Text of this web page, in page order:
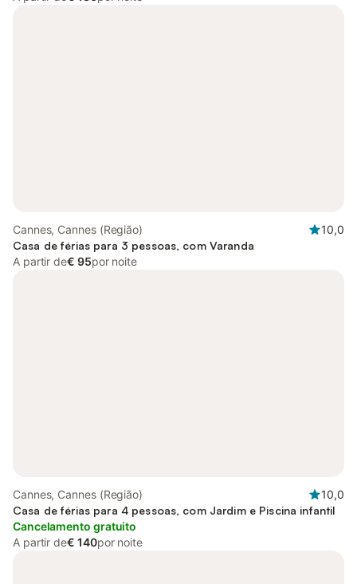
Cannes, Cannes (Região)
10,0
Casa de férias para 3 pessoas, com Varanda
A partir de€ 95por noite
Cannes, Cannes (Região)
10,0
Casa de férias para 4 pessoas, com Jardim e Piscina infantil
Cancelamento gratuito
A partir de€ 140por noite